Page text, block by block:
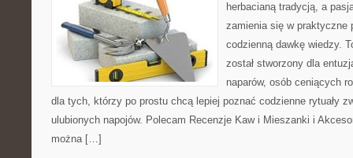
herbacianą tradycją, a
zamienia się w praktyczne
codzienną dawkę wiedzy.
został stworzony dla
naparów, osób ceniących
dla tych, którzy po prostu chcą lepiej poznać codzienne rytuały
ulubionych napojów. Polecam Recenzje Kaw i Mieszanki i
można […]